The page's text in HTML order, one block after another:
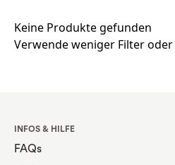
Keine Produkte gefunden
Verwende weniger Filter oder
INFOS & HILFE
FAQs